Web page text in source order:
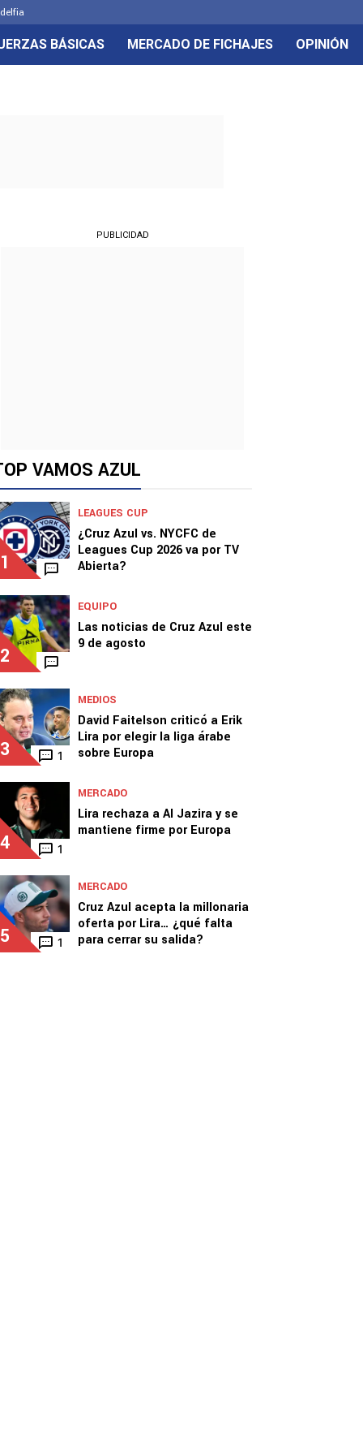
BÁSICAS MERCADO DE FICHAJES OPINIÓN
PUBLICIDAD
VAMOS AZUL
1
LEAGUES CUP
¿Cruz Azul vs. NYCFC de
Leagues Cup 2026 va por TV
Abierta?
2
EQUIPO
Las noticias de Cruz Azul este
9 de agosto
3 1
MEDIOS
David Faitelson criticó a Erik
Lira por elegir la liga árabe
sobre Europa
4 1
MERCADO
Lira rechaza a Al Jazira y se
mantiene firme por Europa
5 1
MERCADO
Cruz Azul acepta la millonaria
oferta por Lira… ¿qué falta
para cerrar su salida?